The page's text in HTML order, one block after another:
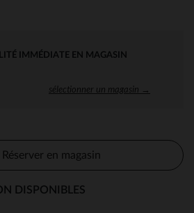
IMMÉDIATE EN MAGASIN
sélectionner un magasin →
Réserver en magasin
DISPONIBLES